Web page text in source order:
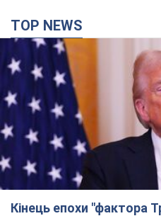
TOP NEWS
Кінець епохи "фактора